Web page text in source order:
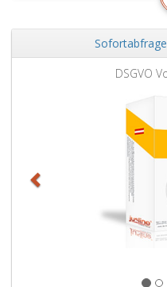
Sofortabfrage
DSGVO